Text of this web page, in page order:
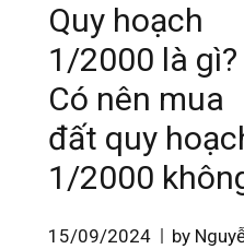
Quy hoạch
1/2000 là gì?
Có nên mua
đất quy
1/2000
15/09/2024
by